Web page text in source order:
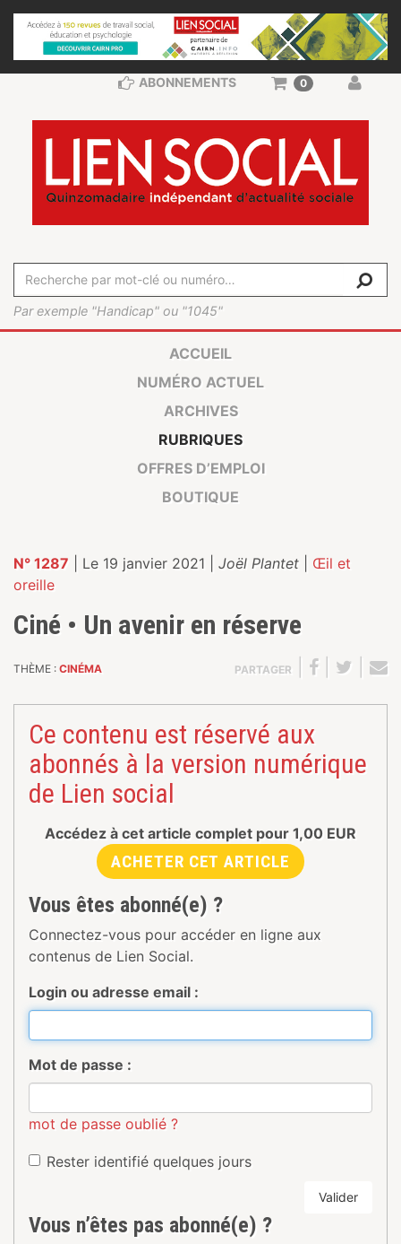
Par exemple "Handicap" ou "1045"
ABONNEMENTS 0
ACCUEIL
NUMÉRO ACTUEL
ARCHIVES
RUBRIQUES
OFFRES D’EMPLOI
BOUTIQUE
N° 1287 | Le 19 janvier 2021 | Joël Plantet
Œil et
oreille
Ciné • Un avenir en réserve
THÈME : CINÉMA PARTAGER
Ce contenu est réservé aux
abonnés à la version numérique
de Lien social
Accédez à cet article complet pour 1,00 EUR
ACHETER CET ARTICLE
Vous êtes abonné(e) ?
Connectez-vous pour accéder en ligne aux
contenus de Lien Social.
Login ou adresse email :
Mot de passe :
mot de passe oublié ?
Rester identifié quelques jours
Valider
Vous n’êtes pas abonné(e) ?